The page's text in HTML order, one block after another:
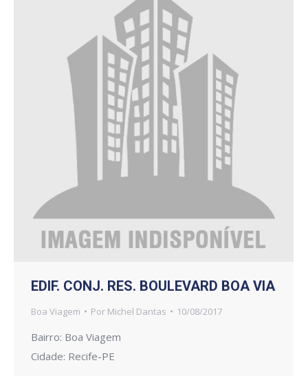
EDIF. CONJ. RES. BOULEVARD BOA VIA
Boa Viagem Por Michel Dantas 10/08/2017
Bairro: Boa Viagem
Cidade: Recife-PE